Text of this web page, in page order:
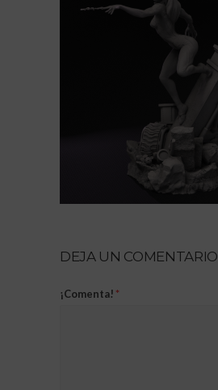
DEJA UN COMENTARIO
¡Comenta! *